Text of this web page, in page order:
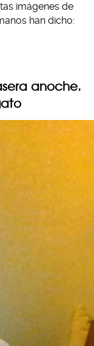
imágenes de
han dicho:
anoche.